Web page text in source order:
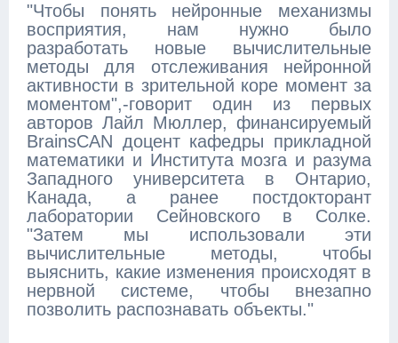
"Чтобы понять нейронные механизмы
восприятия, нам нужно было
разработать новые вычислительные
методы для отслеживания нейронной
активности в зрительной коре момент за
моментом",-говорит один из первых
авторов Лайл Мюллер, финансируемый
BrainsCAN доцент кафедры прикладной
математики и Института мозга и разума
Западного университета в Онтарио,
Канада, а ранее постдокторант
лаборатории Сейновского в Солке.
"Затем мы использовали эти
вычислительные методы, чтобы
выяснить, какие изменения происходят в
нервной системе, чтобы внезапно
позволить распознавать объекты."